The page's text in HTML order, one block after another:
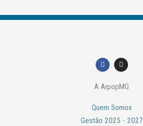
F
a
e
b
k
I
n
t
a
a
A ArpopMG
Quem Somos
Gestão 2025 - 2027